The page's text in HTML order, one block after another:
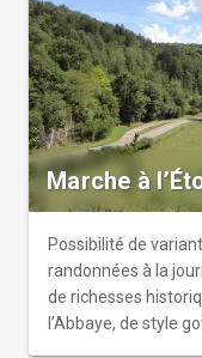
Marche à
Possibilité de
randonnées à la
de richesses
l’Abbaye, de style